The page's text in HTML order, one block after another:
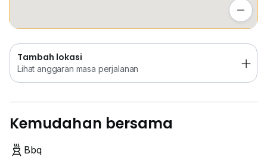
Tambah lokasi
Lihat anggaran masa perjalanan
Kemudahan bersama
Bbq